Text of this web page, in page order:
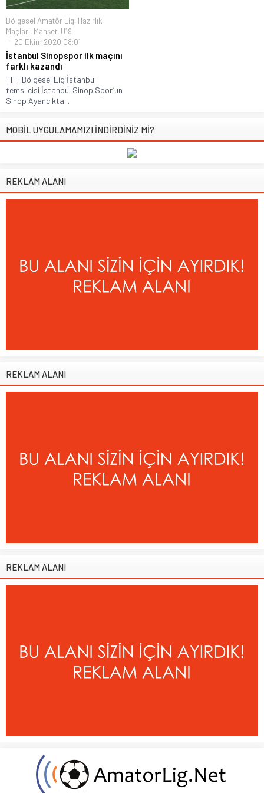
Bölgesel Amatör Lig, Hazırlık
Maçları, Manşet, U19
20 Ekim 2020 08:01
İstanbul Sinopspor ilk maçını
farklı kazandı
TFF Bölgesel Lig İstanbul
temsilcisi İstanbul Sinop Spor’un
Sinop Ayancıkta...
MOBİL UYGULAMAMIZI İNDİRDİNİZ Mİ?
REKLAM ALANI
REKLAM ALANI
REKLAM ALANI